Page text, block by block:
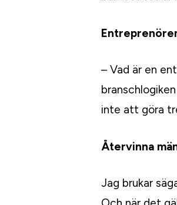
– Vad är en
inte att göra
Återvinna
Jag brukar